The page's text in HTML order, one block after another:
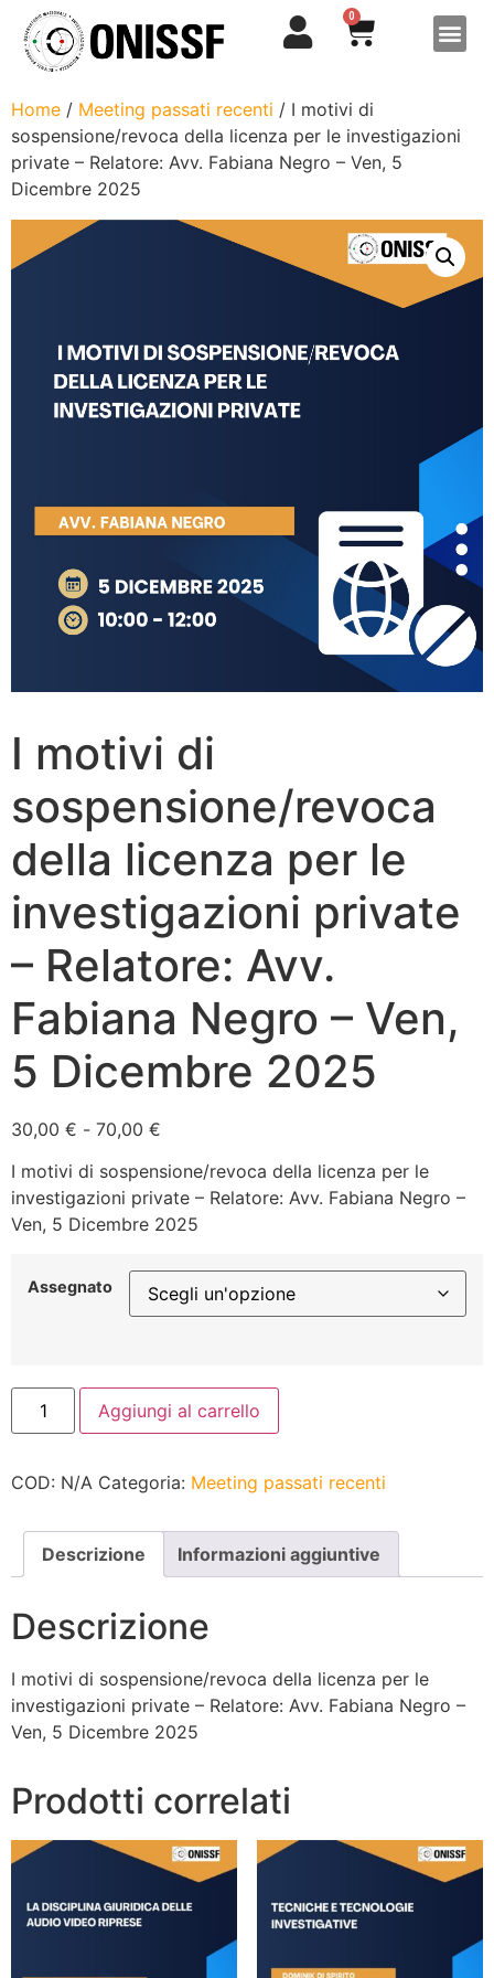
0
Home / Meeting passati recenti / I motivi di
sospensione/revoca della licenza per le investigazioni
private – Relatore: Avv. Fabiana Negro – Ven, 5
Dicembre 2025
I motivi di
sospensione/revoca
della licenza per le
investigazioni private
– Relatore: Avv.
Fabiana Negro – Ven,
5 Dicembre 2025
30,00 € - 70,00 €
I motivi di sospensione/revoca della licenza per le
investigazioni private – Relatore: Avv. Fabiana Negro –
Ven, 5 Dicembre 2025
Assegnato
Aggiungi al carrello
COD: N/A Categoria: Meeting passati recenti
Descrizione Informazioni aggiuntive
Descrizione
I motivi di sospensione/revoca della licenza per le
investigazioni private – Relatore: Avv. Fabiana Negro –
Ven, 5 Dicembre 2025
Prodotti correlati